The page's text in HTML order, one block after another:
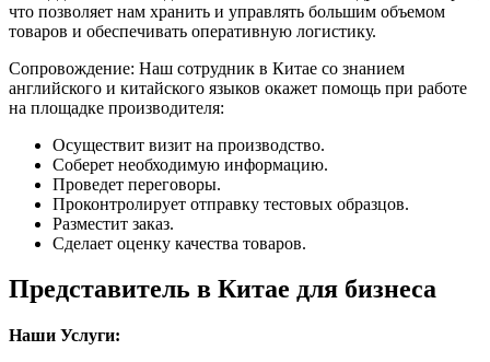
что позволяет нам хранить и управлять большим объемом
товаров и обеспечивать оперативную логистику.
Сопровождение: Наш сотрудник в Китае со знанием
английского и китайского языков окажет помощь при работе
на площадке производителя:
Осуществит визит на производство.
Соберет необходимую информацию.
Проведет переговоры.
Проконтролирует отправку тестовых образцов.
Разместит заказ.
Сделает оценку качества товаров.
Представитель в Китае для бизнеса
Наши Услуги: